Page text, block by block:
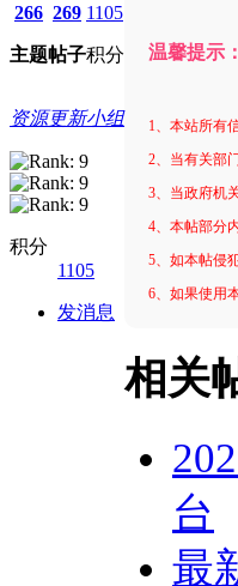
266
主题
269
帖子
1105
积分
资源更新小组
积分
1105
发消息
温馨提示：
1、本站所有
2、当有关部
3、当政府机
4、本帖部分
5、如本帖侵
6、如果使用
相关
台
最